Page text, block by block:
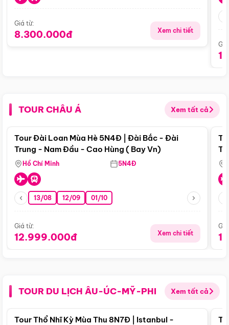
Giá từ:
8.300.000đ Xem chi tiết
TOUR CHÂU Á Xem tất cả
Điểm nổi bật
Tour Đài Loan Mùa Hè 5N4Đ | Đài Bắc - Đài
Trung - Nam Đầu - Cao Hùng ( Bay Vn)
Hồ Chí Minh 5N4Đ
13/08 12/09 01/10
Giá từ:
12.999.000đ Xem chi tiết
TOUR DU LỊCH ÂU-ÚC-MỸ-PHI Xem tất cả
Điểm nổi bật
Tour Thổ Nhĩ Kỳ Mùa Thu 8N7Đ | Istanbul -